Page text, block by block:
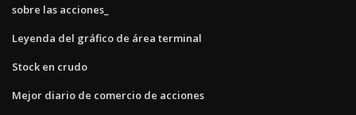
sobre las acciones_
Leyenda del gráfico de área terminal
Stock en crudo
Mejor diario de comercio de acciones